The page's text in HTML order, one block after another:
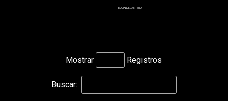
BOCIN DELANTERO
Mostrar Registros
Buscar: